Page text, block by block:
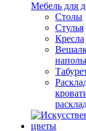
Мебель для
Столы
Стулья
Кресла